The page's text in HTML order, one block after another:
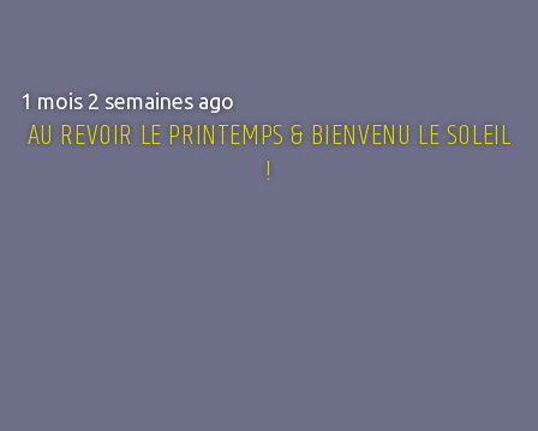
1 mois 2 semaines ago
AU REVOIR LE PRINTEMPS & BIENVENU LE SOLEIL
!